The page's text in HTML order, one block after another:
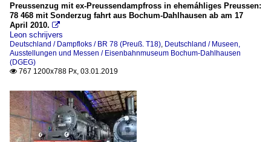
Preussenzug mit ex-Preussendampfross in ehemáhliges Preussen:
78 468 mit Sonderzug fahrt aus Bochum-Dahlhausen ab am 17
April 2010. 
Leon schrijvers
Deutschland / Dampfloks / BR 78 (Preuß. T18), Deutschland / Museen,
Ausstellungen und Messen / Eisenbahnmuseum Bochum-Dahlhausen
(DGEG)
 767 1200x788 Px, 03.01.2019